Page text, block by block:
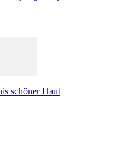
schöner Haut